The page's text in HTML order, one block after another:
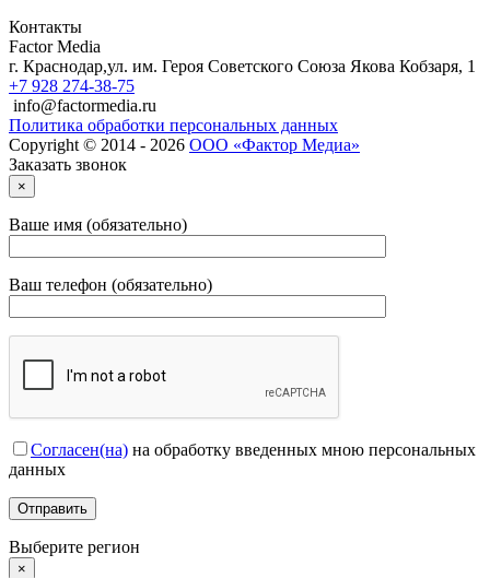
Контакты
Factor Media
г. Краснодар,ул. им. Героя Советского Союза Якова Кобзаря, 1
+7 928 274-38-75
info@factormedia.ru
Политика обработки персональных данных
Copyright © 2014 - 2026 ООО «Фактор Медиа»
Заказать звонок
×
Ваше имя (обязательно)
Ваш телефон (обязательно)
Согласен(на) на обработку введенных мною персональных
данных
Выберите регион
×